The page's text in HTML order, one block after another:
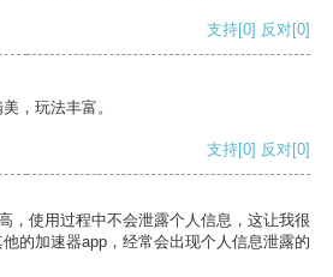
支持[0] 反对[0]
，玩法丰富。
支持[0] 反对[0]
，使用过程中不会泄露个人信息，这让我很
的加速器app，经常会出现个人信息泄露的